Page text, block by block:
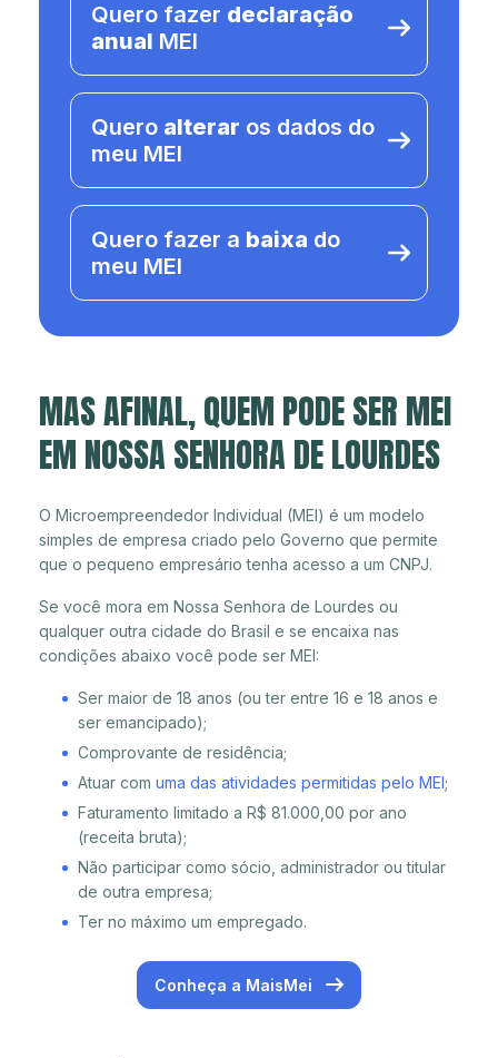
Quero fazer declaração
anual MEI
Quero alterar os dados do
meu MEI
Quero fazer a baixa do
meu MEI
MAS AFINAL, QUEM PODE SER MEI
EM NOSSA SENHORA DE LOURDES
O Microempreendedor Individual (MEI) é um modelo
simples de empresa criado pelo Governo que permite
que o pequeno empresário tenha acesso a um CNPJ.
Se você mora em Nossa Senhora de Lourdes ou
qualquer outra cidade do Brasil e se encaixa nas
condições abaixo você pode ser MEI:
Ser maior de 18 anos (ou ter entre 16 e 18 anos e
ser emancipado);
Comprovante de residência;
Atuar com uma das atividades permitidas pelo MEI;
Faturamento limitado a R$ 81.000,00 por ano
(receita bruta);
Não participar como sócio, administrador ou titular
de outra empresa;
Ter no máximo um empregado.
Conheça a MaisMei